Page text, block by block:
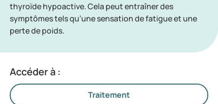
thyroïde hypoactive. Cela peut entraîner des
symptômes tels qu’une sensation de fatigue et une
perte de poids.
Accéder à :
Traitement